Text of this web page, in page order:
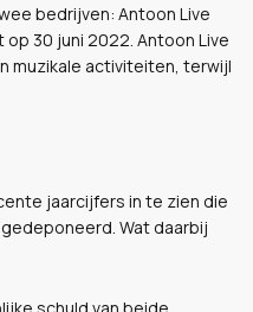
bedrijven: Antoon Live
op 30 juni 2022. Antoon Live
muzikale activiteiten, terwijl
jaarcijfers in te zien die
Wat daarbij